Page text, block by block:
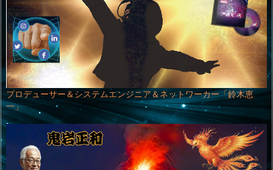
プロデューサー＆システムエンジニア＆ネットワーカー「鈴木恵
一」